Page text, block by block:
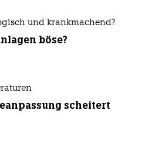
und krankmachend?
böse?
scheitert